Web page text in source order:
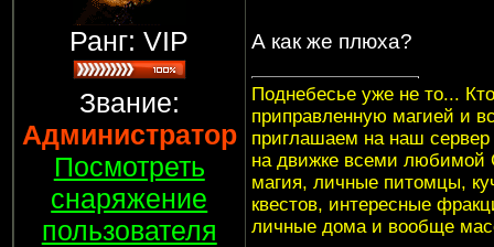
Ранг: VIP
Звание:
Администратор
Посмотреть
снаряжение
пользователя
А как же плюха?
Поднебесье уже не то...
приправленную магией и
приглашаем на наш сервер
на движке всеми любимой
магия, личные питомцы,
квестов, интересные
личные дома и вообще